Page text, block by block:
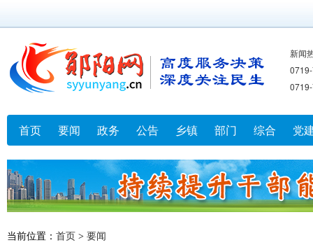
新闻
首页 要闻 政务 公告 乡镇 部门 综合 党
当前位置： 首页 > 要闻